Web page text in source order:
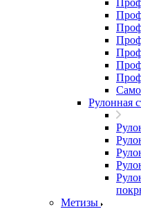
Рулонная
Метизы